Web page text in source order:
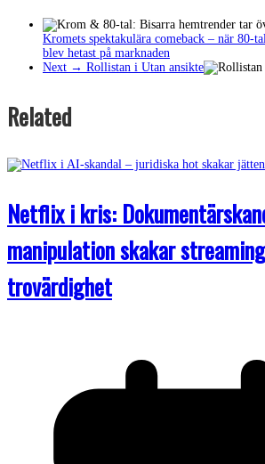
Kromets spektakulära comeback – när 80-
blev hetast på marknaden
Next → Rollistan i Utan ansikte
Related
Netflix i kris:
manipulation skakar
trovärdighet